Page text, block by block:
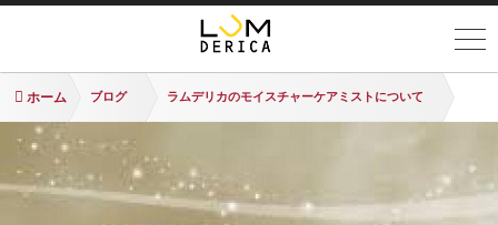
ホーム ブログ ラムデリカのモイスチャーケアミストについて